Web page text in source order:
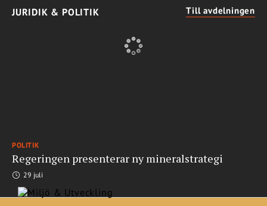
JURIDIK & POLITIK Till avdelningen
POLITIK
Regeringen presenterar ny mineralstrategi
29 juli